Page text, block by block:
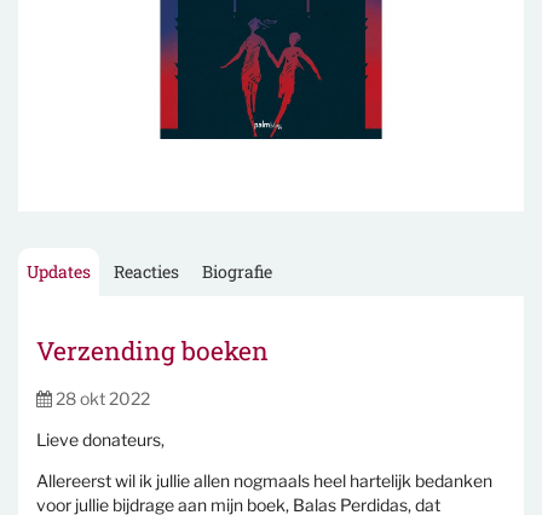
Updates Reacties Biografie
Verzending boeken
28 okt 2022
Lieve donateurs,
Allereerst wil ik jullie allen nogmaals heel hartelijk bedanken
voor jullie bijdrage aan mijn boek, Balas Perdidas, dat